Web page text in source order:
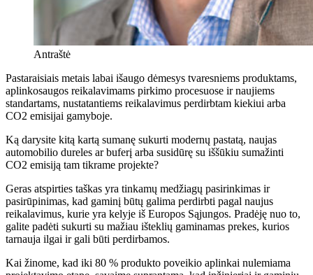
Antraštė
Pastaraisiais metais labai išaugo dėmesys tvaresniems produktams,
aplinkosaugos reikalavimams pirkimo procesuose ir naujiems
standartams, nustatantiems reikalavimus perdirbtam kiekiui arba
CO2 emisijai gamyboje.
Ką darysite kitą kartą sumanę sukurti modernų pastatą, naujas
automobilio dureles ar buferį arba susidūrę su iššūkiu sumažinti
CO2 emisiją tam tikrame projekte?
Geras atspirties taškas yra tinkamų medžiagų pasirinkimas ir
pasirūpinimas, kad gaminį būtų galima perdirbti pagal naujus
reikalavimus, kurie yra kelyje iš Europos Sąjungos. Pradėję nuo to,
galite padėti sukurti su mažiau išteklių gaminamas prekes, kurios
tarnauja ilgai ir gali būti perdirbamos.
Kai žinome, kad iki 80 % produkto poveikio aplinkai nulemiama